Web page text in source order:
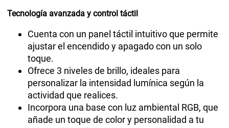
Tecnología avanzada y control táctil
Cuenta con un panel táctil intuitivo que permite
ajustar el encendido y apagado con un solo
toque.
Ofrece 3 niveles de brillo, ideales para
personalizar la intensidad lumínica según la
actividad que realices.
Incorpora una base con luz ambiental RGB, que
añade un toque de color y personalidad a tu